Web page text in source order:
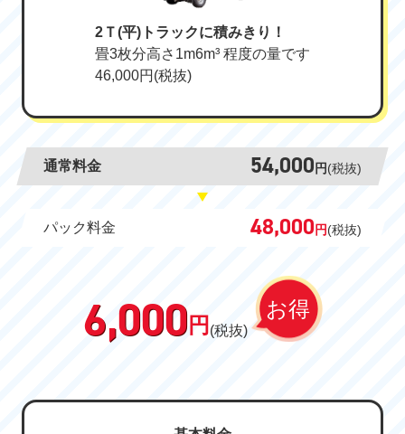
2Ｔ(平)トラックに積みきり！
畳3枚分高さ1m6m³ 程度の量です
46,000円(税抜)
通常料金 54,000 円(税抜)
パック料金 48,000 円(税抜)
6,000 円 (税抜)
お得